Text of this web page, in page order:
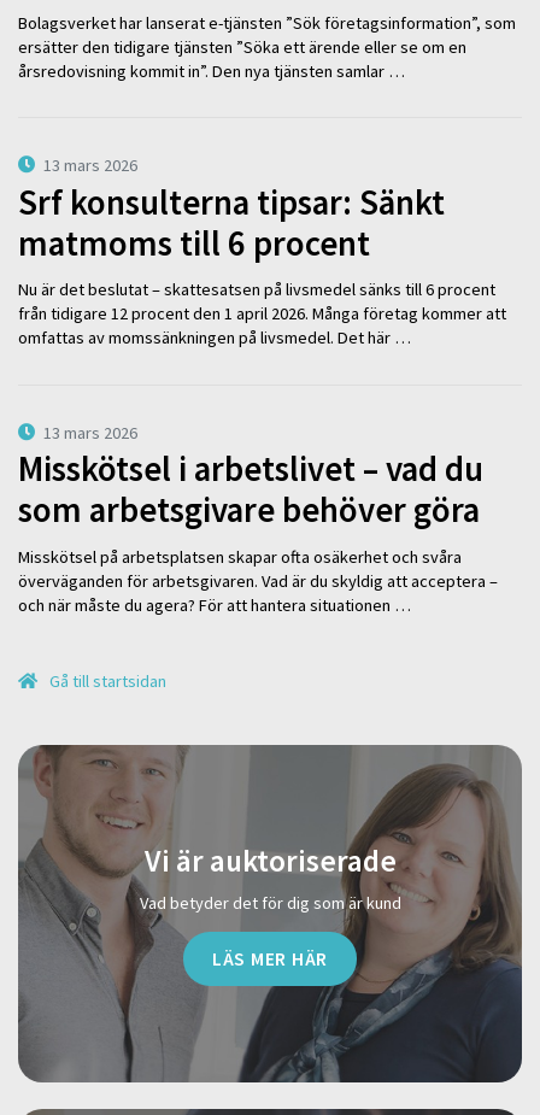
Bolagsverket har lanserat e-tjänsten ”Sök företagsinformation”, som
ersätter den tidigare tjänsten ”Söka ett ärende eller se om en
årsredovisning kommit in”. Den nya tjänsten samlar …
13 mars 2026
Srf konsulterna tipsar: Sänkt
matmoms till 6 procent
Nu är det beslutat – skattesatsen på livsmedel sänks till 6 procent
från tidigare 12 procent den 1 april 2026. Många företag kommer att
omfattas av momssänkningen på livsmedel. Det här …
13 mars 2026
Misskötsel i arbetslivet – vad du
som arbetsgivare behöver göra
Misskötsel på arbetsplatsen skapar ofta osäkerhet och svåra
överväganden för arbetsgivaren. Vad är du skyldig att acceptera –
och när måste du agera? För att hantera situationen …
Gå till startsidan
Vi är auktoriserade
Vad betyder det för dig som är kund
LÄS MER HÄR